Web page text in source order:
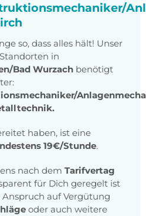
so, dass alles hält! Unser
in
Bad Wurzach benötigt
haben, ist eine
19€/Stunde.
nach dem Tarifvertag
für Dich geregelt ist
auf Vergütung
oder auch weitere